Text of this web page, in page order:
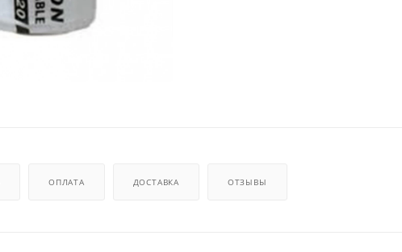
ОПЛАТА ДОСТАВКА ОТЗЫВЫ